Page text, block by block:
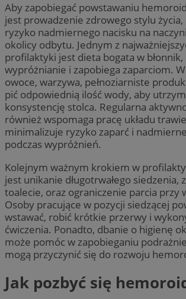
Aby zapobiegać powstawaniu
jest prowadzenie zdrowego stylu
ryzyko nadmiernego nacisku na
okolicy odbytu. Jednym z
profilaktyki jest dieta bogata w błonnik,
wypróżnianie i zapobiega zaparciom.
owoce, warzywa, pełnoziarniste
pić odpowiednią ilość wody, aby
konsystencję stolca. Regularna
również wspomaga pracę układu
minimalizuje ryzyko zaparć i
podczas wypróżnień.
Kolejnym ważnym krokiem w
jest unikanie długotrwałego siedzenia,
toalecie, oraz ograniczenie parcia przy
Osoby pracujące w pozycji siedzącej
wstawać, robić krótkie przerwy i
ćwiczenia. Ponadto, dbanie o higienę
może pomóc w zapobieganiu
mogą przyczynić się do rozwoju
Jak pozbyć się